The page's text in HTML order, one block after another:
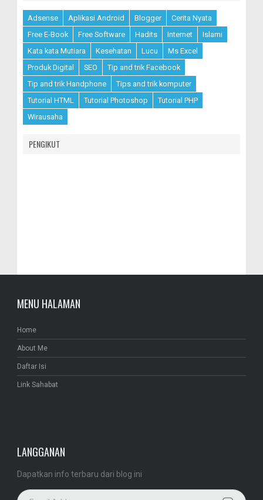
Adsense Aplikasi Android Blogger
Cerita Nyata
Free E-Book
Free Software Hadits Internet
Islami
Kata kata Mutiara
Kesehatan Lucu
Ms Excel
Produk Digital
SEO
Tip and trik Facebook
Tip and trik Handphone
Tips and trik komputer
Tutorial HTML
Tutorial Photoshop
Tutorial PHP
Wirausaha
PENGIKUT
MENU HALAMAN
Home
About Me
Daftar Isi
Link Sahabat
LANGGANAN
Dapatkan info terbaru dari blog ini